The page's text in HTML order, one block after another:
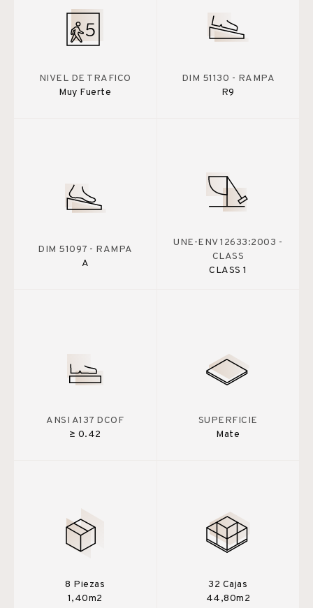
NIVEL DE TRAFICO
Muy Fuerte
DIM 51130 - RAMPA
R9
DIM 51097 - RAMPA
A
UNE-ENV 12633:2003 -
CLASS
CLASS 1
ANSI A137 DCOF
≥ 0.42
SUPERFICIE
Mate
8 Piezas
1,40m2
32 Cajas
44,80m2